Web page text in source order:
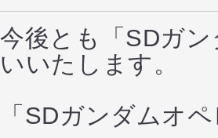
今後とも「SDガ
いいたします。
「SDガンダムオ